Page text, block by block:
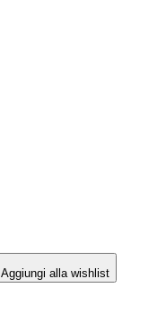
Aggiungi alla wishlist